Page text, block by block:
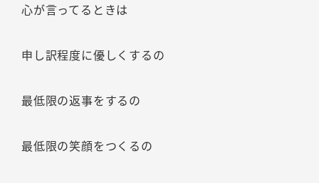
心が言ってるときは
申し訳程度に優しくするの
最低限の返事をするの
最低限の笑顔をつくるの